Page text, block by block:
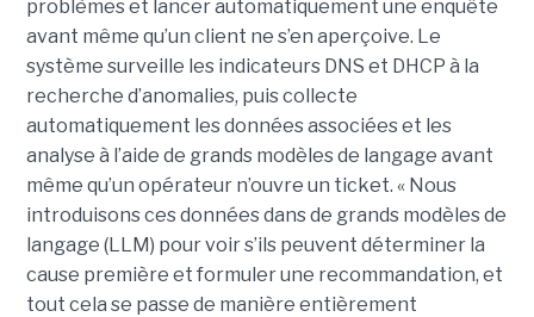
problèmes et lancer automatiquement une enquête
avant même qu’un client ne s’en aperçoive. Le
système surveille les indicateurs DNS et DHCP à la
recherche d’anomalies, puis collecte
automatiquement les données associées et les
analyse à l’aide de grands modèles de langage avant
même qu’un opérateur n’ouvre un ticket. « Nous
introduisons ces données dans de grands modèles de
langage (LLM) pour voir s’ils peuvent déterminer la
cause première et formuler une recommandation, et
tout cela se passe de manière entièrement